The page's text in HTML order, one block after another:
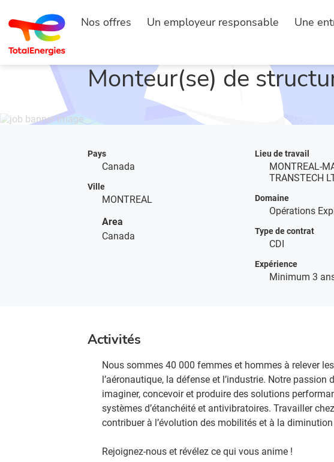
Nos offres Un employeur responsable Une
Monteur(se) de
Pays
Canada
Ville
MONTREAL
Area
Canada
Lieu de travail
MONTREAL-
TRANSTECH
Domaine
Opérations
Type de contrat
CDI
Expérience
Minimum 3
Activités
Nous sommes 40 000 femmes et hommes à relever
l’aéronautique, la défense et l’industrie. Notre
imaginer, concevoir et produire des solutions
systèmes d’étanchéité et antivibratoires. Travailler
contribuer à l’évolution des mobilités et à la
Rejoignez-nous et révélez ce qui vous anime !​